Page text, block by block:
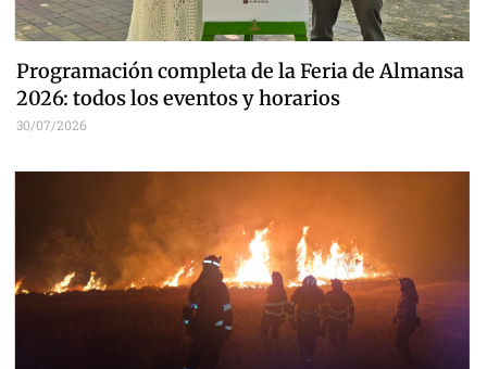
Programación completa de la Feria de Almansa
2026: todos los eventos y horarios
30/07/2026